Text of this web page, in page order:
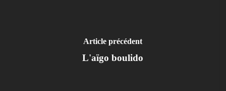
Article précédent
L'aïgo boulido